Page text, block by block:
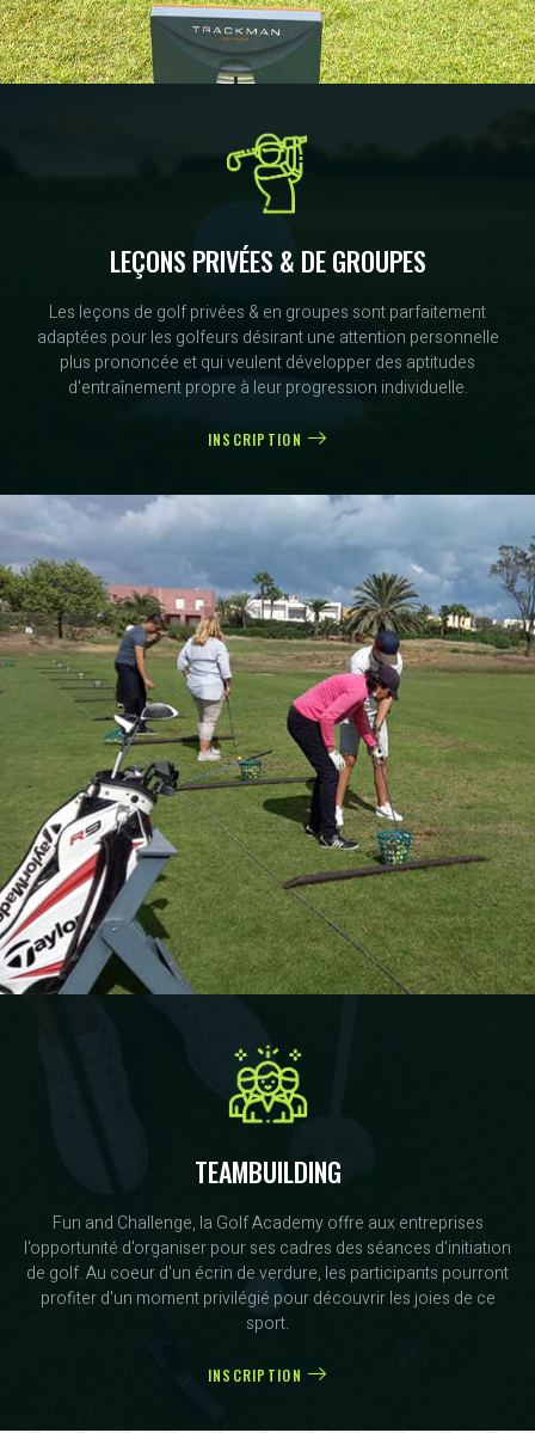
LEÇONS PRIVÉES & DE GROUPES
Les leçons de golf privées & en groupes sont parfaitement
adaptées pour les golfeurs désirant une attention personnelle
plus prononcée et qui veulent développer des aptitudes
d'entraînement propre à leur progression individuelle.
INSCRIPTION
TEAMBUILDING
Fun and Challenge, la Golf Academy offre aux entreprises
l'opportunité d'organiser pour ses cadres des séances d'initiation
de golf. Au coeur d'un écrin de verdure, les participants pourront
profiter d'un moment privilégié pour découvrir les joies de ce
sport.
INSCRIPTION